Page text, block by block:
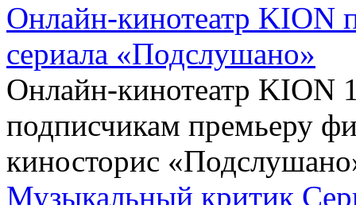
Онлайн-кинотеатр KION
сериала «Подслушано»
Онлайн-кинотеатр KION
подписчикам премьеру
киносторис
Музыкальный критик